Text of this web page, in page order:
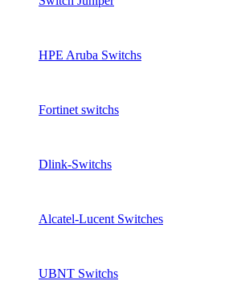
HPE Aruba Switchs
Fortinet switchs
Dlink-Switchs
Alcatel-Lucent Switches
UBNT Switchs